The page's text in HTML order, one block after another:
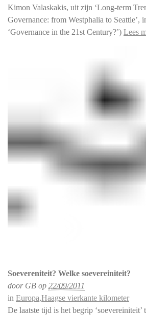
Kimon Valaskakis, uit zijn ‘Long-term
Governance: from Westphalia to Seattle’,
‘Governance in the 21st Century?’) Lees
Soevereniteit? Welke soevereiniteit?
door GB op 22/09/2011
in Europa,Haagse vierkante kilometer
De laatste tijd is het begrip ‘soevereiniteit’